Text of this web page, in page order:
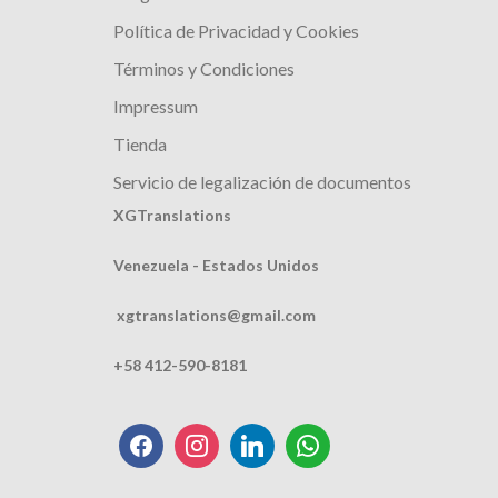
Política de Privacidad y Cookies
Términos y Condiciones
Impressum
Tienda
Servicio de legalización de documentos
XGTranslations
Venezuela - Estados Unidos
xgtranslations@gmail.com
+58 412-590-8181